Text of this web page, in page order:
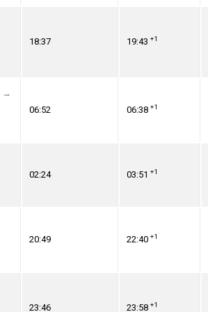
18:37 19:43 +1
→
06:52 06:38 +1
02:24 03:51 +1
20:49 22:40 +1
23:46 23:58 +1